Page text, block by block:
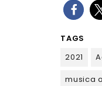
TAGS
2021
musica